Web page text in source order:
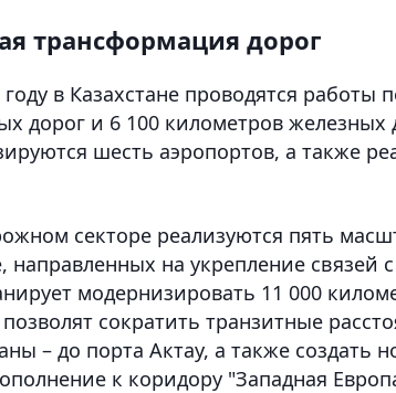
трансформация дорог
году в Казахстане проводятся
дорог и 6 100 километров железных
шесть аэропортов, а также
секторе реализуются пять
направленных на укрепление связей
модернизировать 11 000
сократить транзитные
– до порта Актау, а также
к коридору "Западная